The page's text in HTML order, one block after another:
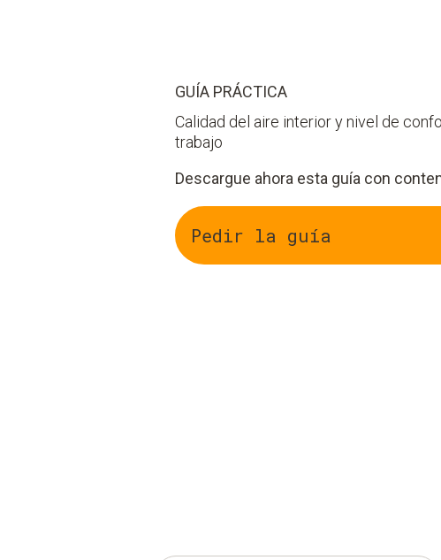
GUÍA PRÁCTICA
Calidad del aire interior y nivel de
trabajo
Descargue ahora esta guía con
Pedir la guía